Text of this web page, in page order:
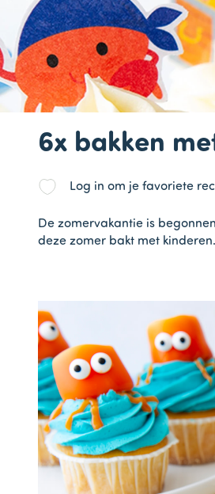
6x bakken
Log in om je favoriete
De zomervakantie is
deze zomer bakt met kinderen.